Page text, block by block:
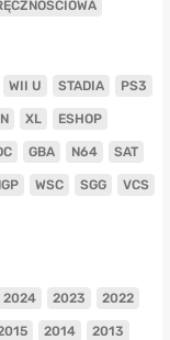
WII U STADIA PS3
XL ESHOP
GBA N64 SAT
WSC SGG VCS
2024 2023 2022
2014 2013